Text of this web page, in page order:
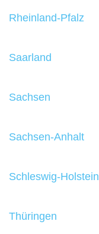
Rheinland-Pfalz
Saarland
Sachsen
Sachsen-Anhalt
Schleswig-Holstein
Thüringen